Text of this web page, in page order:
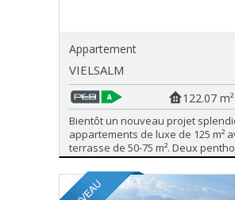
Appartement
VIELSALM
122.07 m²
Bientôt un nouveau projet
appartements de luxe de 125 m²
terrasse de 50-75 m². Deux